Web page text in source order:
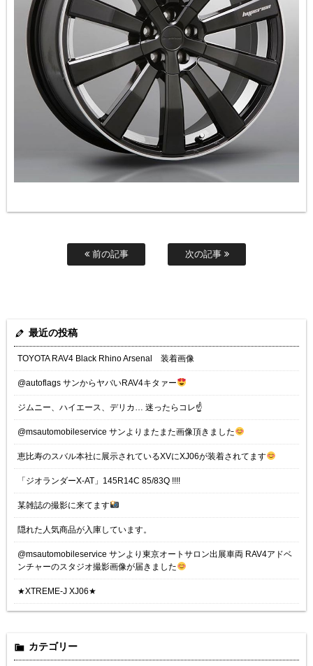
前の記事 次の記事
最近の投稿
TOYOTA RAV4 Black Rhino Arsenal 装着画像
@autoflags サンからヤバいRAV4キタァー
ジムニー、ハイエース、デリカ… 迷ったらコレ☝️
@msautomobileservice サンよりまたまた画像頂きました
恵比寿のスバル本社に展示されているXVにXJ06が装着されてます
「ジオランダーX-AT」145R14C 85/83Q !!!!
某雑誌の撮影に来てます
隠れた人気商品が入庫しています。
@msautomobileservice サンより東京オートサロン出展車両 RAV4アドベ
ンチャーのスタジオ撮影画像が届きました
★XTREME-J XJ06★
カテゴリー